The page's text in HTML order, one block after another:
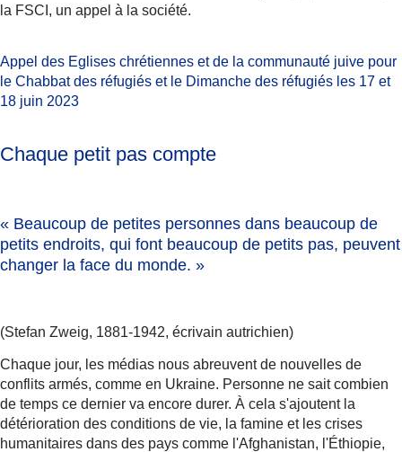
la FSCI, un appel à la société.
Appel des Eglises chrétiennes et de la communauté juive pour
le Chabbat des réfugiés et le Dimanche des réfugiés les 17 et
18 juin 2023
Chaque petit pas compte
« Beaucoup de petites personnes dans beaucoup de
petits endroits, qui font beaucoup de petits pas, peuvent
changer la face du monde. »
(Stefan Zweig, 1881-1942, écrivain autrichien)
Chaque jour, les médias nous abreuvent de nouvelles de
conflits armés, comme en Ukraine. Personne ne sait combien
de temps ce dernier va encore durer. À cela s'ajoutent la
détérioration des conditions de vie, la famine et les crises
humanitaires dans des pays comme l'Afghanistan, l'Éthiopie,